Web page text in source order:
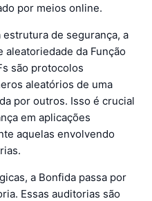
por meios online.
estrutura de segurança, a
da Função
são protocolos
aleatórios de uma
por outros. Isso é crucial
em aplicações
aquelas envolvendo
a Bonfida passa por
Essas auditorias são